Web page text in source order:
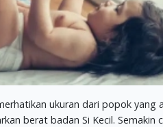
ukuran dari popok yang
berat badan Si Kecil. Semakin